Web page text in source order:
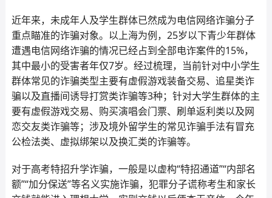
近年来，未成年人及学生群体已然成为电信网络诈骗分子
重点瞄准的诈骗对象。以上海为例，25岁以下青少年群体
遭遇电信网络诈骗的情况已经占到全部电诈案件的15%，
其中最小的受害者年仅7岁。经过梳理，当前针对中小学生
群体常见的诈骗类型主要有虚假游戏装备交易、追星类诈
骗以及直播间诱导打赏类诈骗等3种；针对大学生群体的主
要有虚假游戏交易、购买演唱会门票、刷单返利类以及网
恋交友类诈骗等；涉及境外留学生的常见诈骗手法有冒充
公检法类、虚拟绑架以及换汇类的诈骗等。
对于高考特招升学诈骗，一般是以虚构“特招通道”“内部名
额”“加分保送”等名义实施诈骗，犯罪分子谎称考生和家长